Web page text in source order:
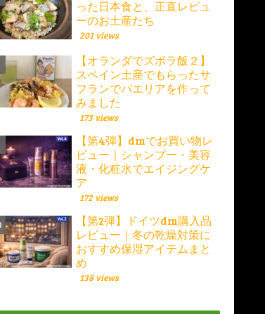
った日本食と、正直レビュ
ーのお土産たち
201 views
【オランダでズボラ飯２】
スペイン土産でもらったサ
フランでパエリアを作って
みました
173 views
【第4弾】dmでお買い物レ
ビュー｜シャンプー・美容
液・化粧水でエイジングケ
ア
172 views
【第2弾】ドイツdm購入品
レビュー｜冬の乾燥対策に
おすすめ保湿アイテムまと
め
138 views